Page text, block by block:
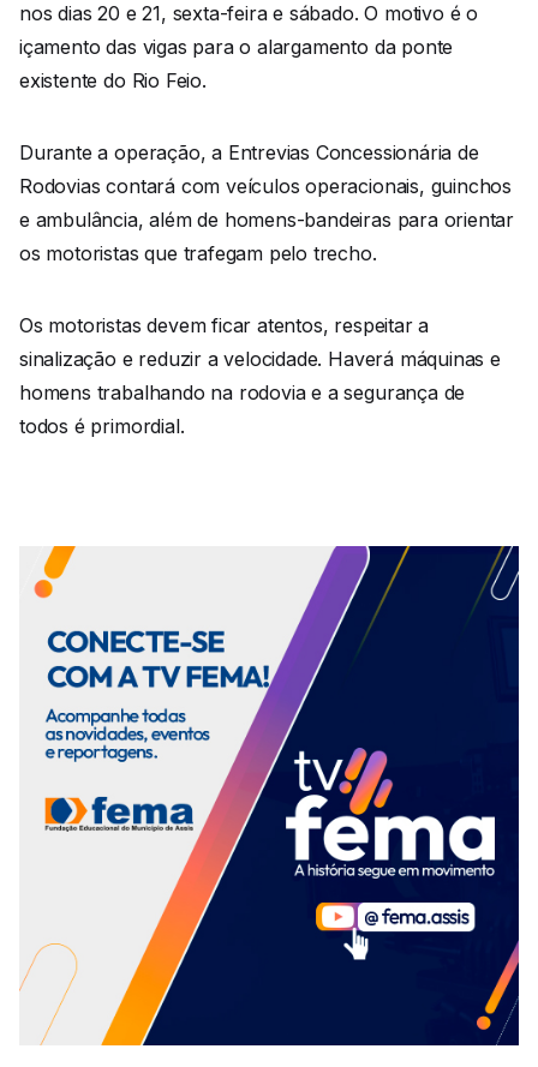
nos dias 20 e 21, sexta-feira e sábado. O motivo é o
içamento das vigas para o alargamento da ponte
existente do Rio Feio.
Durante a operação, a Entrevias Concessionária de
Rodovias contará com veículos operacionais, guinchos
e ambulância, além de homens-bandeiras para orientar
os motoristas que trafegam pelo trecho.
Os motoristas devem ficar atentos, respeitar a
sinalização e reduzir a velocidade. Haverá máquinas e
homens trabalhando na rodovia e a segurança de
todos é primordial.